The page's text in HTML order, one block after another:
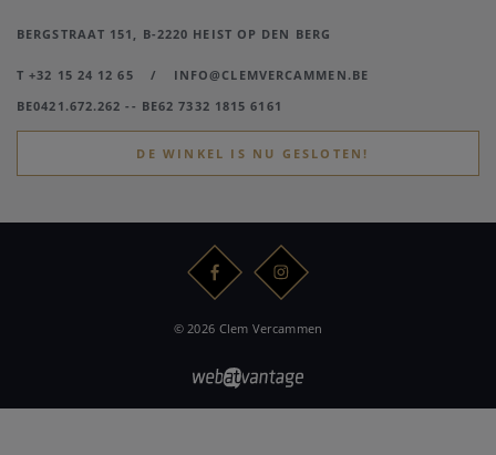
BERGSTRAAT 151, B-2220 HEIST OP DEN BERG
T +32 15 24 12 65 /
INFO@CLEMVERCAMMEN.BE
BE0421.672.262 -- BE62 7332 1815 6161
DE WINKEL IS NU GESLOTEN!
© 2026 Clem Vercammen